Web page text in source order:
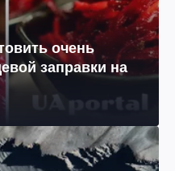
очень
заправки на